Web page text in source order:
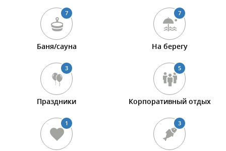
7
Баня/сауна
7
На берегу
3
Праздники
5
Корпоративный отдых
1 3